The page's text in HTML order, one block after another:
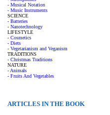
- Musical Notation
- Music Instruments
SCIENCE
- Batteries
- Nanotechnology
LIFESTYLE
- Cosmetics
- Diets
- Vegetarianism and Veganism
TRADITIONS
- Christmas Traditions
NATURE
- Animals
- Fruits And Vegetables
ARTICLES IN THE BOOK